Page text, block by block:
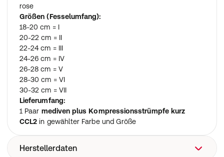
rose
Größen (Fesselumfang):
18-20 cm = I
20-22 cm = II
22-24 cm = III
24-26 cm = IV
26-28 cm = V
28-30 cm = VI
30-32 cm = VII
Lieferumfang:
1 Paar mediven plus Kompressionsstrümpfe kurz
CCL2 in gewählter Farbe und Größe
Herstellerdaten